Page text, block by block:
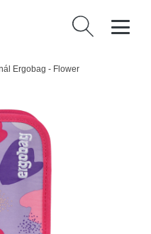
Vyhledávání
Ergobag - Flower